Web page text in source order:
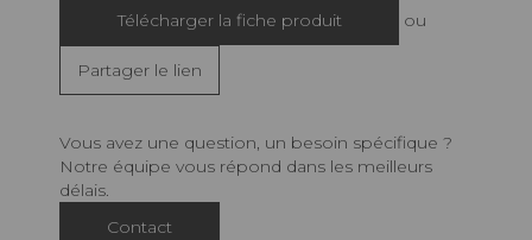
Télécharger la fiche produit ou
Partager le lien
Vous avez une question, un besoin spécifique ?
Notre équipe vous répond dans les meilleurs
délais.
Contact